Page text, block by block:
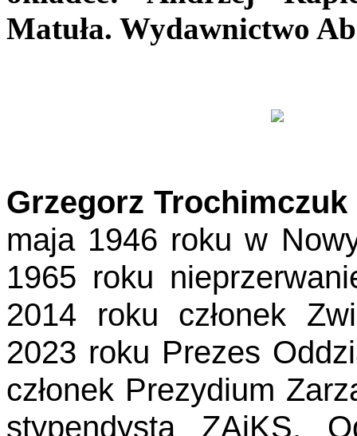
Matuła. Wydawnictwo
Grzegorz Trochimczuk
maja 1946 roku w
1965 roku
2014 roku członek
2023 roku Prezes
członek Prezydium
stypendysta ZAiKS.